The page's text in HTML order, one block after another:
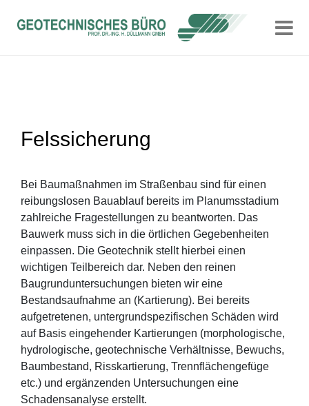
Felssicherung
Bei Baumaßnahmen im Straßenbau sind für einen
reibungslosen Bauablauf bereits im Planumsstadium
zahlreiche Fragestellungen zu beantworten. Das
Bauwerk muss sich in die örtlichen Gegebenheiten
einpassen. Die Geotechnik stellt hierbei einen
wichtigen Teilbereich dar. Neben den reinen
Baugrunduntersuchungen bieten wir eine
Bestandsaufnahme an (Kartierung). Bei bereits
aufgetretenen, untergrundspezifischen Schäden wird
auf Basis eingehender Kartierungen (morphologische,
hydrologische, geotechnische Verhältnisse, Bewuchs,
Baumbestand, Risskartierung, Trennflächengefüge
etc.) und ergänzenden Untersuchungen eine
Schadensanalyse erstellt.